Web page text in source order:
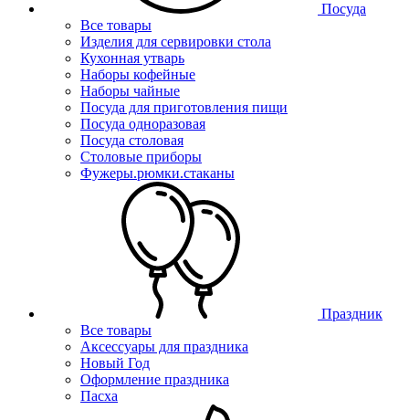
Посуда
Все товары
Изделия для сервировки стола
Кухонная утварь
Наборы кофейные
Наборы чайные
Посуда для приготовления пищи
Посуда одноразовая
Посуда столовая
Столовые приборы
Фужеры.рюмки.стаканы
Праздник
Все товары
Аксессуары для праздника
Новый Год
Оформление праздника
Пасха